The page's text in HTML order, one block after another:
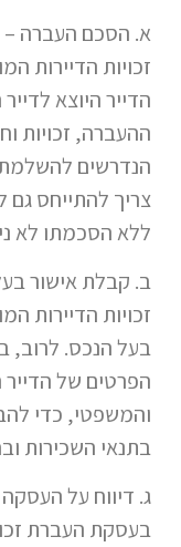
א. הסכם העברה
זכויות הדיירות
הדייר היוצא
ההעברה, זכויות
הנדרשים
צריך להתייחס
ללא הסכמתו לא
ב. קבלת אישור
זכויות הדיירות
בעל הנכס. לרוב,
הפרטים של
והמשפטי, כדי
בתנאי השכירות
ג. דיווח על
בעסקת העברת